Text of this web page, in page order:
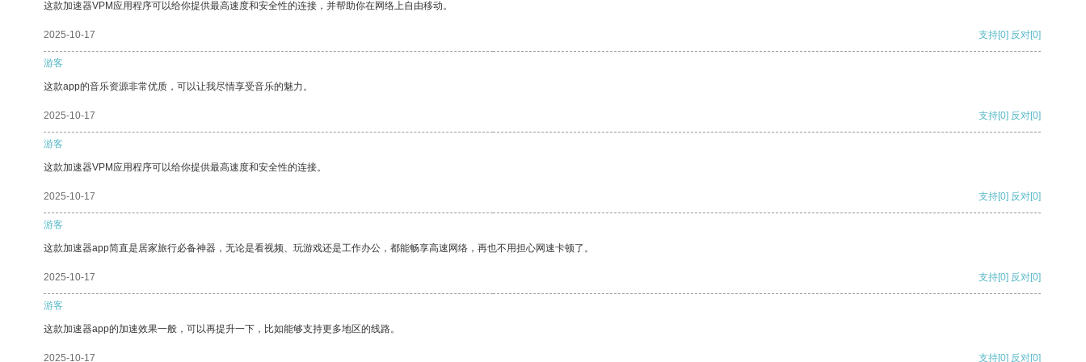
这款加速器VPM应用程序可以给你提供最高速度和安全性的连接，并帮助你在网络上自由移动。
2025-10-17 支持[0] 反对[0]
游客
这款app的音乐资源非常优质，可以让我尽情享受音乐的魅力。
2025-10-17 支持[0] 反对[0]
游客
这款加速器VPM应用程序可以给你提供最高速度和安全性的连接。
2025-10-17 支持[0] 反对[0]
游客
这款加速器app简直是居家旅行必备神器，无论是看视频、玩游戏还是工作办公，都能畅享高速网络，再也不用担心网速卡顿了。
2025-10-17 支持[0] 反对[0]
游客
这款加速器app的加速效果一般，可以再提升一下，比如能够支持更多地区的线路。
2025-10-17 支持[0] 反对[0]